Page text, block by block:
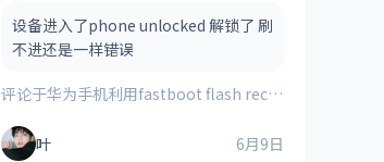
设备进入了phone unlocked 解锁了 刷
不进还是一样错误
评论于华为手机利用fastboot flash recovery_ramdisk **.img刷入的第三方recovery时提示“FAILED(remote:image verification error)”的解决方法
叶 6月9日